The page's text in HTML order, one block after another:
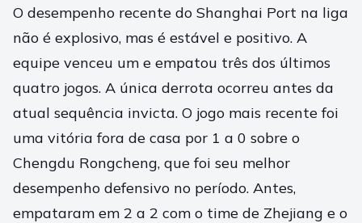
O desempenho recente do Shanghai Port na liga
não é explosivo, mas é estável e positivo. A
equipe venceu um e empatou três dos últimos
quatro jogos. A única derrota ocorreu antes da
atual sequência invicta. O jogo mais recente foi
uma vitória fora de casa por 1 a 0 sobre o
Chengdu Rongcheng, que foi seu melhor
desempenho defensivo no período. Antes,
empataram em 2 a 2 com o time de Zhejiang e o